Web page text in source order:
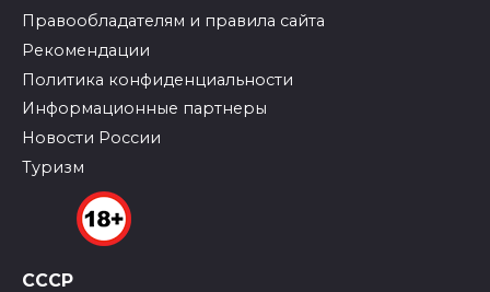
Правообладателям и правила сайта
Рекомендации
Политика конфиденциальности
Информационные партнеры
Новости России
Туризм
СССР